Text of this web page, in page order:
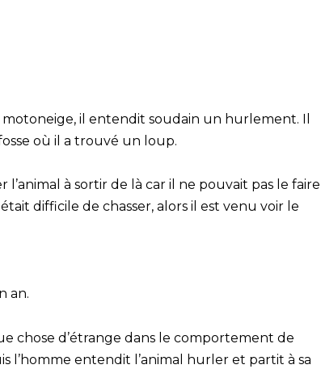
il entendit soudain un hurlement. Il
où il a trouvé un loup.
à sortir de là car il ne pouvait pas le faire
difficile de chasser, alors il est venu voir le
an.
chose d’étrange dans le comportement de
l’homme entendit l’animal hurler et partit à sa